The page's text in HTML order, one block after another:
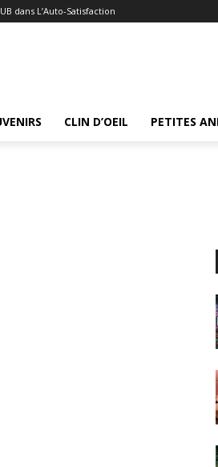
dans L’Auto-Satisfaction
CLIN D’OEIL PETITES